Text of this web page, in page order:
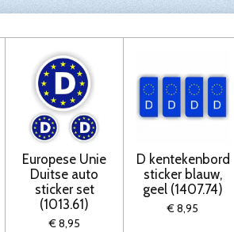
Europese Unie
Duitse auto
sticker set
(1013.61)
€ 8,95
D kentekenbord
sticker blauw,
geel (1407.74)
€ 8,95